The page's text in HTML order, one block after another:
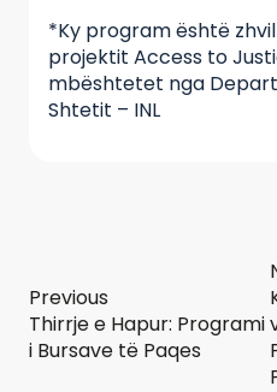
*Ky program është
projektit Access to
mbështetet nga
Shtetit – INL
Previous
Thirrje e Hapur: Programi
i Bursave të Paqes